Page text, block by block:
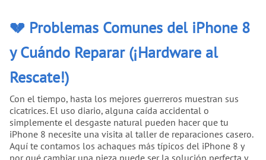
💔 Problemas Comunes del iPhone 8
y Cuándo Reparar (¡Hardware al
Rescate!)
Con el tiempo, hasta los mejores guerreros muestran sus
cicatrices. El uso diario, alguna caída accidental o
simplemente el desgaste natural pueden hacer que tu
iPhone 8 necesite una visita al taller de reparaciones casero.
Aquí te contamos los achaques más típicos del iPhone 8 y